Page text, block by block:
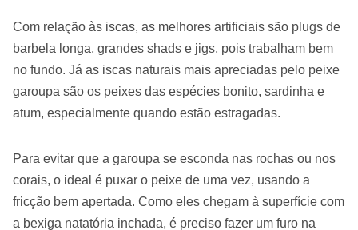
Com relação às iscas, as melhores artificiais são plugs de
barbela longa, grandes shads e jigs, pois trabalham bem
no fundo. Já as iscas naturais mais apreciadas pelo peixe
garoupa são os peixes das espécies bonito, sardinha e
atum, especialmente quando estão estragadas.
Para evitar que a garoupa se esconda nas rochas ou nos
corais, o ideal é puxar o peixe de uma vez, usando a
fricção bem apertada. Como eles chegam à superfície com
a bexiga natatória inchada, é preciso fazer um furo na